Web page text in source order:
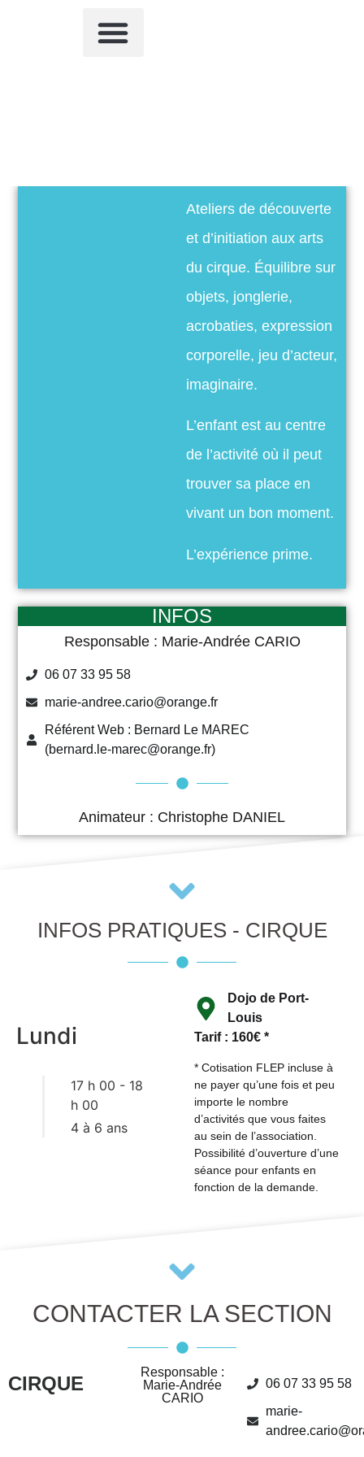
Ateliers de découverte
et d’initiation aux arts
du cirque. Équilibre sur
objets, jonglerie,
acrobaties, expression
corporelle, jeu d’acteur,
imaginaire.
L’enfant est au centre
de l’activité où il peut
trouver sa place en
vivant un bon moment.
L’expérience prime.
INFOS
Responsable : Marie-Andrée CARIO
06 07 33 95 58
marie-andree.cario@orange.fr
Référent Web : Bernard Le MAREC
(bernard.le-marec@orange.fr)
Animateur : Christophe DANIEL
INFOS PRATIQUES - CIRQUE
Lundi
17 h 00 - 18
h 00
4 à 6 ans
Dojo de Port-
Louis
Tarif : 160€ *
* Cotisation FLEP incluse à
ne payer qu’une fois et peu
importe le nombre
d’activités que vous faites
au sein de l’association.
Possibilité d’ouverture d’une
séance pour enfants en
fonction de la demande.
CONTACTER LA SECTION
CIRQUE
Responsable :
Marie-Andrée
CARIO
06 07 33 95 58
marie-